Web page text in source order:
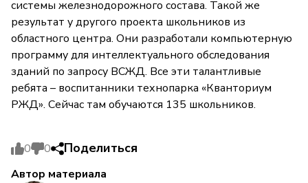
системы железнодорожного состава. Такой же
результат у другого проекта школьников из
областного центра. Они разработали компьютерную
программу для интеллектуального обследования
зданий по запросу ВСЖД. Все эти талантливые
ребята – воспитанники технопарка «Кванториум
РЖД». Сейчас там обучаются 135 школьников.
0 0 Поделиться
Автор материала